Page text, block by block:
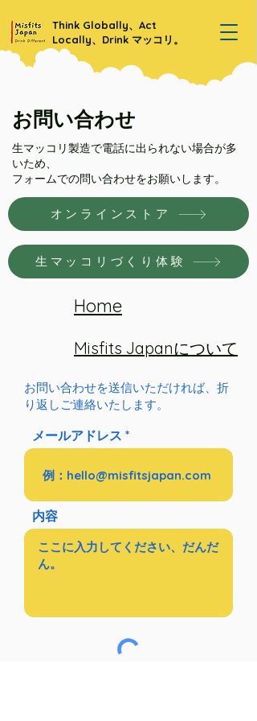
Think Globally、Act
Locally、Drink マッコリ。
お問い合わせ
生マッコリ製造で電話に出られない場合が多
いため、
​フォームでの問い合わせをお願いします。
オンラインストア
生マッコリづくり体験
Home
Misfits Japanについて
お問い合わせを送信いただければ、折
り返しご連絡いたします。
メールアドレス
内容